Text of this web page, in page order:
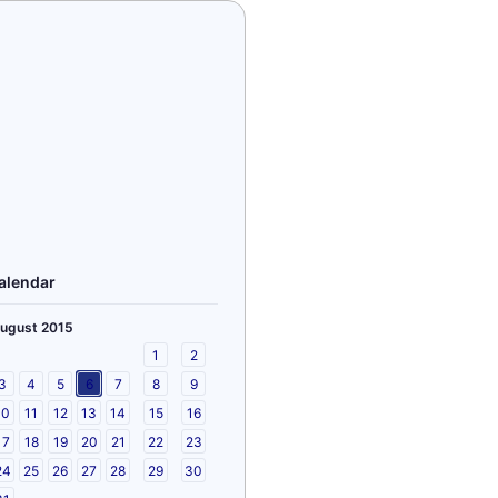
2015
1
2
4 5 6 7 8
9
11 12 13 14 15
16
18 19 20 21 22
23
25 26 27 28 29
30